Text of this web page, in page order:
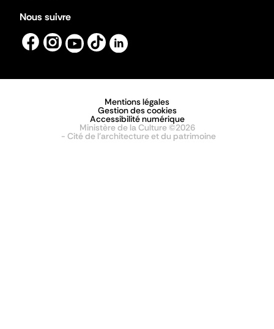
Nous suivre
Mentions légales
Gestion des cookies
Accessibilité numérique
Ministère de la Culture ©2026
- Cité de l'architecture et du patrimoine